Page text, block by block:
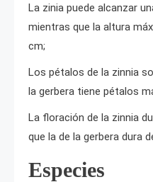
La zinia puede alcanzar
mientras que la altura
cm;
Los pétalos de la zinnia
la gerbera tiene pétalos
La floración de la zinnia
que la de la gerbera dura
Especies